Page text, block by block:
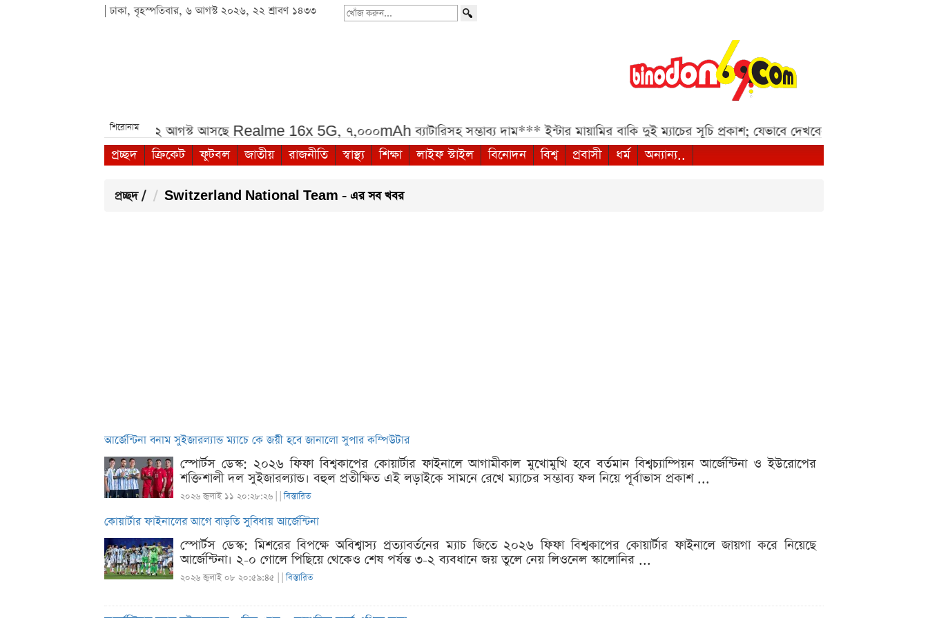
| ঢাকা, বৃহস্পতিবার, ৬ আগস্ট ২০২৬, ২২ শ্রাবণ ১৪৩৩
খোঁজ
শিরোনাম
যাচ্ছেন হামজা চৌধুরী!*** ১২ আগস্ট আসছে Realme 16x 5G, ৭,০০০mAh ব্যাটারিসহ সম্ভাব্য দাম*** ইন্টার মায়ামির বাকি দুই ম্যাচের সূচি প্রকাশ; যেভাবে দেখবেন লাইভ***
প্রচ্ছদ
ক্রিকেট ফুটবল জাতীয় রাজনীতি স্বাস্থ্য শিক্ষা লাইফ স্টাইল বিনোদন বিশ্ব প্রবাসী ধর্ম অন্যান্য..
প্রচ্ছদ / Switzerland National Team - এর সব খবর
আর্জেন্টিনা বনাম সুইজারল্যান্ড ম্যাচে কে জয়ী হবে জানালো সুপার কম্পিউটার
স্পোর্টস ডেস্ক: ২০২৬ ফিফা বিশ্বকাপের কোয়ার্টার ফাইনালে আগামীকাল মুখোমুখি হবে বর্তমান বিশ্বচ্যাম্পিয়ন আর্জেন্টিনা ও ইউরোপের
শক্তিশালী দল সুইজারল্যান্ড। বহুল প্রতীক্ষিত এই লড়াইকে সামনে রেখে ম্যাচের সম্ভাব্য ফল নিয়ে পূর্বাভাস প্রকাশ ...
২০২৬ জুলাই ১১ ২০:২৮:২৬ | |বিস্তারিত
কোয়ার্টার ফাইনালের আগে বাড়তি সুবিধায় আর্জেন্টিনা
স্পোর্টস ডেস্ক: মিশরের বিপক্ষে অবিশ্বাস্য প্রত্যাবর্তনের ম্যাচ জিতে ২০২৬ ফিফা বিশ্বকাপের কোয়ার্টার ফাইনালে জায়গা করে নিয়েছে
আর্জেন্টিনা। ২-০ গোলে পিছিয়ে থেকেও শেষ পর্যন্ত ৩-২ ব্যবধানে জয় তুলে নেয় লিওনেল স্কালোনির ...
২০২৬ জুলাই ০৮ ২০:৫৯:৪৫ | |বিস্তারিত